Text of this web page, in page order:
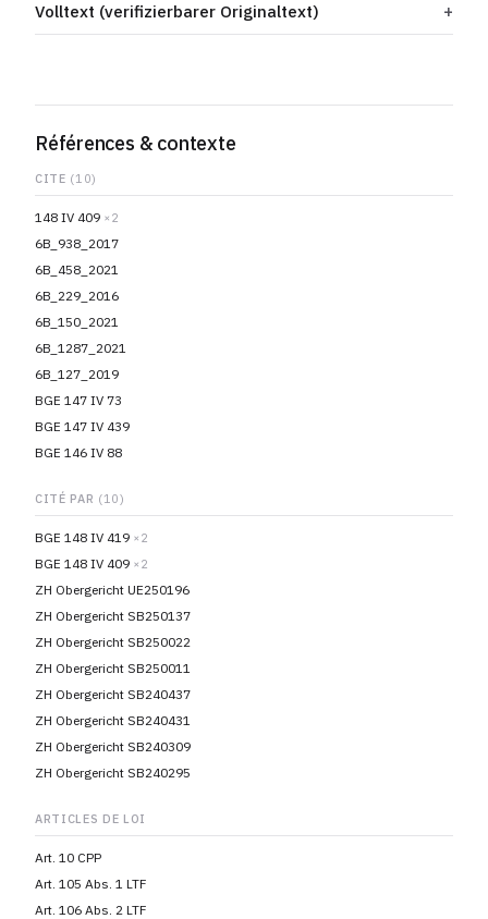
Volltext (verifizierbarer Originaltext)
Références & contexte
CITE (10)
148 IV 409 ×2
6B_938_2017
6B_458_2021
6B_229_2016
6B_150_2021
6B_1287_2021
6B_127_2019
BGE 147 IV 73
BGE 147 IV 439
BGE 146 IV 88
CITÉ PAR (10)
BGE 148 IV 419 ×2
BGE 148 IV 409 ×2
ZH Obergericht UE250196
ZH Obergericht SB250137
ZH Obergericht SB250022
ZH Obergericht SB250011
ZH Obergericht SB240437
ZH Obergericht SB240431
ZH Obergericht SB240309
ZH Obergericht SB240295
ARTICLES DE LOI
Art. 10 CPP
Art. 105 Abs. 1 LTF
Art. 106 Abs. 2 LTF